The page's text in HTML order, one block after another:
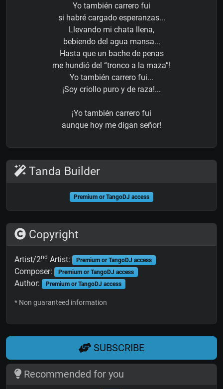
Yo también carrero fui
si habré cargado esperanzas...
Llevando mi chata llena,
bebiendo del agua mansa...
Hasta que un bache de penas
me hundió del “tronco a la maza”!
Yo también carrero fui...
¡Soy criollo puro y de raza!...
¡Yo también carrero fui
aunque hoy me digan señor!
Tanda Builder
Premium or TangoDJ access
Copyright
Artist/2nd Artist: Premium or TangoDJ access
Composer: Premium or TangoDJ access
Author: Premium or TangoDJ access
* Non guaranteed information
SUBSCRIBE
Recommended for you